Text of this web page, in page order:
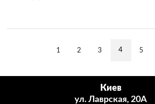
1 2 3 4 5
Киев
ул. Лаврская, 20А